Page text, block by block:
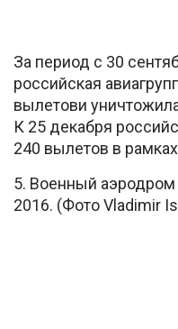
За период с 30
российская
вылетови
К 25 декабря
240 вылетов в
5. Военный
2016. (Фото Vladimir